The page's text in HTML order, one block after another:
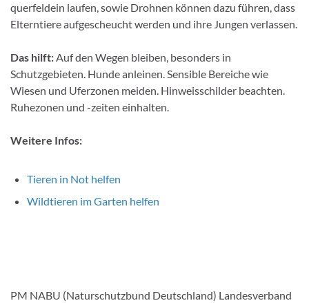
querfeldein laufen, sowie Drohnen können dazu führen, dass
Elterntiere aufgescheucht werden und ihre Jungen verlassen.
Das hilft:Auf den Wegen bleiben, besonders in
Schutzgebieten. Hunde anleinen. Sensible Bereiche wie
Wiesen und Uferzonen meiden. Hinweisschilder beachten.
Ruhezonen und -zeiten einhalten.
Weitere Infos:
Tieren in Not helfen
Wildtieren im Garten helfen
PM NABU (Naturschutzbund Deutschland) Landesverband